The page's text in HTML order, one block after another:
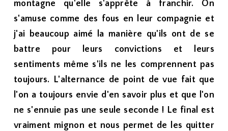
montagne qu'elle s'apprête à franchir. On
s'amuse comme des fous en leur compagnie et
j'ai beaucoup aimé la manière qu'ils ont de se
battre pour leurs convictions et leurs
sentiments même s'ils ne les comprennent pas
toujours. L'alternance de point de vue fait que
l'on a toujours envie d'en savoir plus et que l'on
ne s'ennuie pas une seule seconde ! Le final est
vraiment mignon et nous permet de les quitter